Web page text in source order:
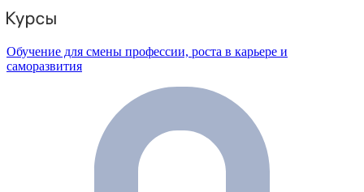
Обучение для смены профессии, роста в карьере и
саморазвития